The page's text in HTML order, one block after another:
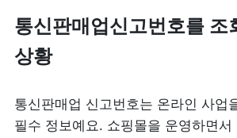
통신판매업신고번호를 조
상황
통신판매업 신고번호는 온라인 사업
필수 정보예요. 쇼핑몰을 운영하면서